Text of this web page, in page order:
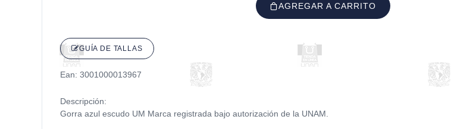
AGREGAR A CARRITO
GUÍA DE TALLAS
Ean: 3001000013967
Descripción:
Gorra azul escudo UM Marca registrada bajo autorización de la UNAM.